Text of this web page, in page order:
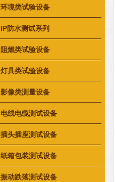
环境类试验设备
IP防水测试系列
阻燃类试验设备
灯具类试验设备
影像类测量设备
电线电缆测试设备
插头插座测试设备
纸箱包装测试设备
振动跌落测试设备